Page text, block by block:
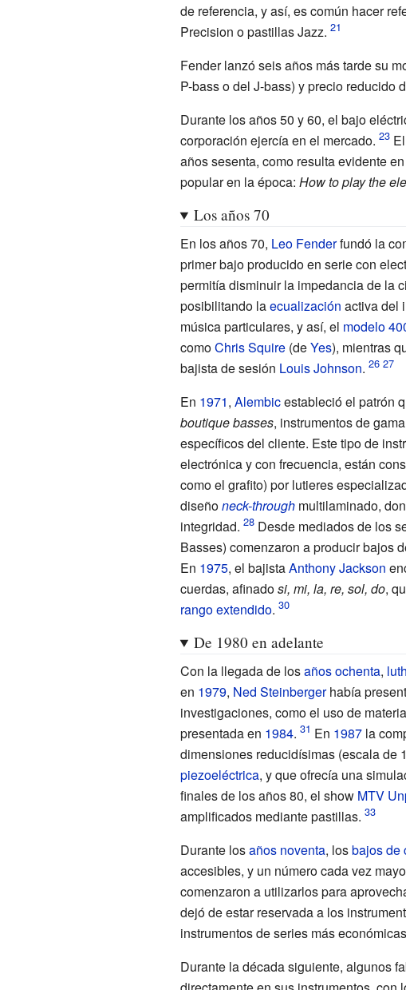
de referencia, y así, es común hacer
Precision o pastillas Jazz.
Fender lanzó seis años más tarde su
P-bass o del J-bass) y precio reducido
Durante los años 50 y 60, el bajo
corporación ejercía en el mercado.
El
años sesenta, como resulta evidente
popular en la época: How to play the
Los años 70
En los años 70, Leo Fenderfundó la
primer bajo producido en serie con
permitía disminuir la impedancia de la
posibilitando laecualización activa del
música particulares, y así, el modelo
comoChris Squire(deYes), mientras
bajista de sesión Louis Johnson.
En 1971, Alembicestableció el patrón
boutique basses, instrumentos de
específicos del cliente. Este tipo de
electrónica y con frecuencia, están
como el grafito) por lutieres
diseñoneck-throughmultilaminado,
integridad.
Desde mediados de los
Basses) comenzaron a producir bajos
En 1975, el bajistaAnthony Jackson
cuerdas, afinadosi, mi, la, re, sol, do,
rango extendido.
De 1980 en adelante
Con la llegada de losaños ochenta,
en 1979, Ned Steinbergerhabía
investigaciones, como el uso de
presentada en 1984. En 1987la
dimensiones reducidísimas (escala de
piezoeléctrica, y que ofrecía una
finales de los años 80, el show MTV
amplificados mediante pastillas.
Durante losaños noventa, losbajos de
accesibles, y un número cada vez
comenzaron a utilizarlos para
dejó de estar reservada a los
instrumentos de series más
Durante la década siguiente, algunos